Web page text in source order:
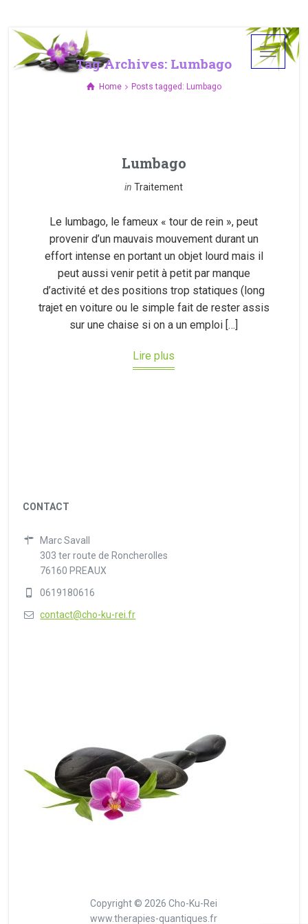
Tag Archives: Lumbago
Home Posts tagged: Lumbago
Lumbago
inTraitement
Le lumbago, le fameux « tour de rein », peut
provenir d’un mauvais mouvement durant un
effort intense en portant un objet lourd mais il
peut aussi venir petit à petit par manque
d’activité et des positions trop statiques (long
trajet en voiture ou le simple fait de rester assis
sur une chaise si on a un emploi […]
Lire plus
CONTACT
Marc Savall
303 ter route de Roncherolles
76160 PREAUX
0619180616
contact@cho-ku-rei.fr
Copyright © 2026 Cho-Ku-Rei
www.therapies-quantiques.fr